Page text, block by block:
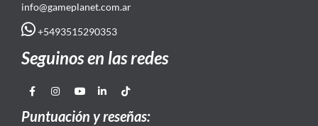
info@gameplanet.com.ar
+5493515290353
Seguinos en las redes
Puntuación y reseñas: